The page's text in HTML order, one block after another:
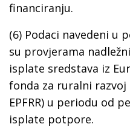
financiranju.
(6) Podaci navedeni u
su provjerama
isplate sredstava iz
fonda za ruralni
EPFRR) u periodu od
isplate potpore.